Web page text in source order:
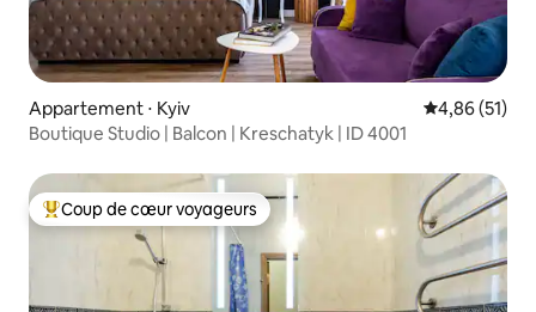
Appartement ⋅ Kyiv Évaluation
4,86 (51)
Boutique Studio | Balcon | Kreschatyk | ID 4001
Coups de cœur voyageurs les plus appréciés
Coup de cœur voyageurs